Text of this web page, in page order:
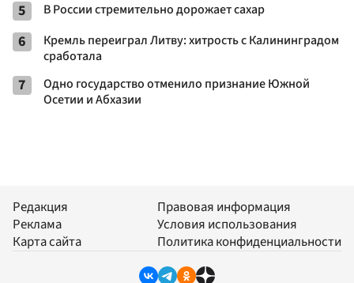
5 В России стремительно дорожает сахар
6
Кремль переиграл Литву: хитрость с Калининградом
сработала
7
Одно государство отменило признание Южной
Осетии и Абхазии
Редакция
Реклама
Карта сайта
Правовая информация
Условия использования
Политика конфиденциальности